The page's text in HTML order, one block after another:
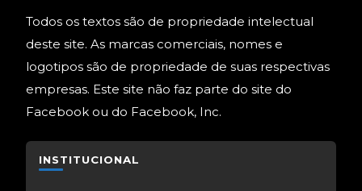
Todos os textos são de propriedade intelectual
deste site. As marcas comerciais, nomes e
logotipos são de propriedade de suas respectivas
empresas. Este site não faz parte do site do
Facebook ou do Facebook, Inc.
INSTITUCIONAL